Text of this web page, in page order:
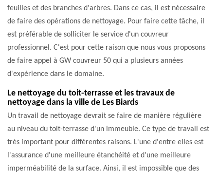
feuilles et des branches d'arbres. Dans ce cas, il est nécessaire
de faire des opérations de nettoyage. Pour faire cette tâche, il
est préférable de solliciter le service d'un couvreur
professionnel. C'est pour cette raison que nous vous proposons
de faire appel à GW couvreur 50 qui a plusieurs années
d'expérience dans le domaine.
Le nettoyage du toit-terrasse et les travaux de
nettoyage dans la ville de Les Biards
Un travail de nettoyage devrait se faire de manière régulière
au niveau du toit-terrasse d'un immeuble. Ce type de travail est
très important pour différentes raisons. L'une d'entre elles est
l'assurance d'une meilleure étanchéité et d'une meilleure
imperméabilité de la surface. Ainsi, il est impossible que des